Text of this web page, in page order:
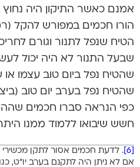
אמנם כאשר התיקון היה נחוץ
הורו חכמים במפורש להקל
הטיח שנפל לתנור וגורם
שבעל התנור לא היה יכול
שהטיח נפל ביום טוב עצמו
שהטיח נפל בערב יום טוב
כפי הנראה סברו חכמים
חשש שיבואו ללמוד ממנו
. לדעת חכמים אסור לתקן מכשירי
אם לא ניתן היה לתקנם בערב יו”ט,